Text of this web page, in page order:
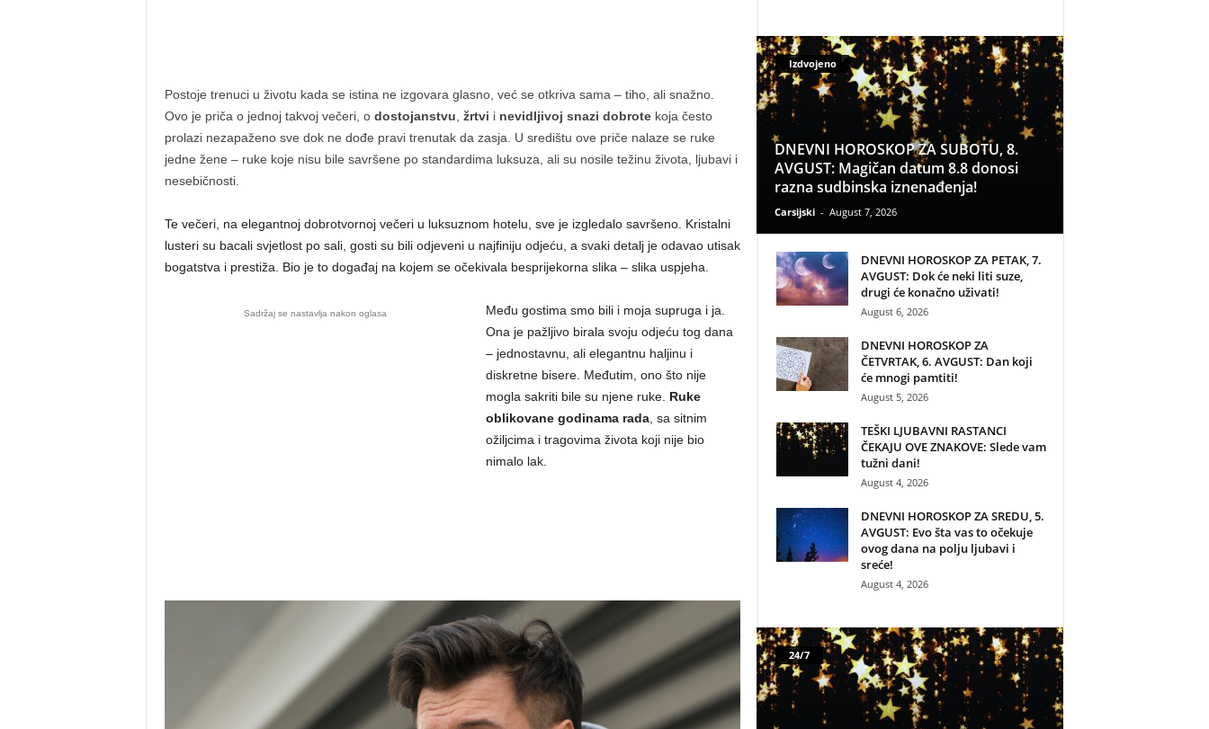
Postoje trenuci u životu kada se istina ne izgovara glasno, već se otkriva sama – tiho, ali snažno.
Ovo je priča o jednoj takvoj večeri, o dostojanstvu žrtvi i nevidljivoj snazi dobrotekoja često
prolazi nezapaženo sve dok ne dođe pravi trenutak da zasja. U središtu ove priče nalaze se ruke
jedne žene – ruke koje nisu bile savršene po standardima luksuza, ali su nosile težinu života, ljubavi i
nesebičnosti.
Te večeri, na elegantnoj dobrotvornoj večeri u luksuznom hotelu, sve je izgledalo savršeno. Kristalni
lusteri su bacali svjetlost po sali, gosti su bili odjeveni u najfiniju odjeću, a svaki detalj je odavao utisak
bogatstva i prestiža. Bio je to događaj na kojem se očekivala besprijekorna slika – slika uspjeha.
Sadržaj se nastavlja nakon oglasa
Među gostima smo bili i moja supruga i ja.
Ona je pažljivo birala svoju odjeću tog dana
– jednostavnu, ali elegantnu haljinu i
diskretne bisere. Međutim, ono što nije
mogla sakriti bile su njene ruke. Ruke
oblikovane godinama rada, sa sitnim
ožiljcima i tragovima života koji nije bio
nimalo lak.
Izdvojeno
DNEVNI HOROSKOP ZA SUBOTU, 8.
AVGUST: Magičan datum 8.8 donosi
razna sudbinska iznenađenja!
Carsijski - August 7, 2026
DNEVNI HOROSKOP ZA PETAK, 7.
AVGUST: Dok će neki liti suze,
drugi će konačno uživati!
August 6, 2026
DNEVNI HOROSKOP ZA
ČETVRTAK, 6. AVGUST: Dan koji
će mnogi pamtiti!
August 5, 2026
TEŠKI LJUBAVNI RASTANCI
ČEKAJU OVE ZNAKOVE: Slede vam
tužni dani!
August 4, 2026
DNEVNI HOROSKOP ZA SREDU, 5.
AVGUST: Evo šta vas to očekuje
ovog dana na polju ljubavi i
sreće!
August 4, 2026
24/7